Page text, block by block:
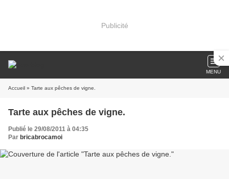
Publicité
MENU
Accueil » Tarte aux pêches de vigne.
Tarte aux pêches de vigne.
Publié le 29/08/2011 à 04:35
Par bricabrocamoi